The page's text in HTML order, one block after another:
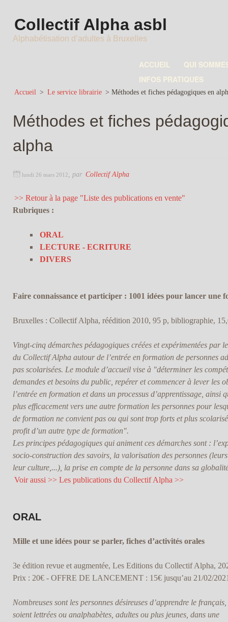
Collectif Alpha asbl
Alphabétisation d’adultes à Bruxelles
ACCUEIL
QUI
INFOS PRATIQUES
Accueil > Le service librairie > Méthodes et fiches pédagogiques en
Méthodes et fiches
alpha
lundi 26 mars 2012 par Collectif Alpha
>> Retour à la page "Liste des publications en vente"
Rubriques :
ORAL
LECTURE - ECRITURE
DIVERS
Faire connaissance et participer : 1001 idées pour lancer une
Bruxelles : Collectif Alpha, réédition 2010, 95 p, bibliographie,
Vingt-cinq démarches pédagogiques créées et expérimentées par
du Collectif Alpha autour de l’entrée en formation de personnes
pas scolarisées. Le module d’accueil vise à "déterminer les
demandes et besoins du public, repérer et commencer à lever les
l’entrée en formation et dans un processus d’apprentissage, ainsi
plus efficacement vers une autre formation les personnes pour
de formation ne convient pas ou qui sont trop forts et plus
profit d’un autre type de formation".
Les principes pédagogiques qui animent ces démarches sont :
socio-construction des savoirs, la valorisation des personnes
leur culture,...), la prise en compte de la personne dans sa
Voir aussi >> Les publications du Collectif Alpha >>
ORAL
Mille et une idées pour se parler, fiches d’activités orales
3e édition revue et augmentée, Les Editions du Collectif Alpha,
Prix : 20€ - OFFRE DE LANCEMENT : 15€ jusqu’au 21/02/
Nombreuses sont les personnes désireuses d’apprendre le français,
soient lettrées ou analphabètes, adultes ou plus jeunes, dans une